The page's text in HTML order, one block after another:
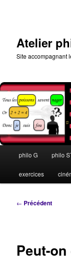
Atelier
Site accompagnant
principal
philo G philo
exercices
Navigation
← Précédent
Peut-